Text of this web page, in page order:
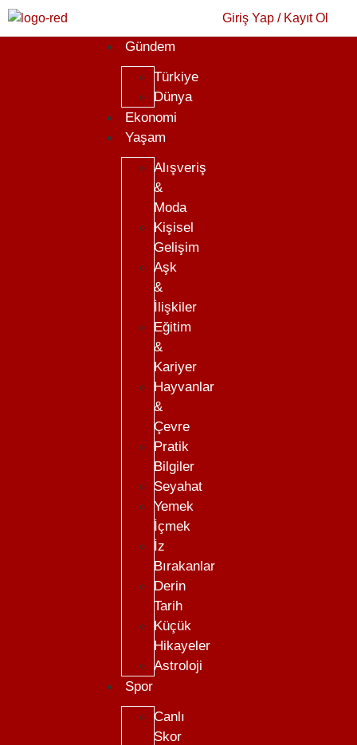
Giriş Yap / Kayıt Ol
Gündem
Türkiye
Dünya
Ekonomi
Yaşam
Alışveriş
&
Moda
Kişisel
Gelişim
Aşk
&
İlişkiler
Eğitim
&
Kariyer
Hayvanlar
&
Çevre
Pratik
Bilgiler
Seyahat
Yemek
İçmek
İz
Bırakanlar
Derin
Tarih
Küçük
Hikayeler
Astroloji
Spor
Canlı
Skor